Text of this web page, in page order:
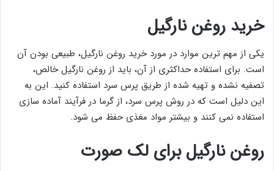
خرید روغن نارگیل
یکی از مهم ترین موارد در مورد خرید روغن نارگیل، طبیعی بودن آن
است. برای استفاده حداکثری از آن، باید از روغن نارگیل خالص،
تصفیه نشده و تهیه شده از طریق پرس سرد استفاده کنید. این به
این دلیل است که در روش پرس سرد، از گرما در فرآیند آماده سازی
استفاده نمی کنند و بیشتر مواد مغذی حفظ می شود.
روغن نارگیل برای لک صورت